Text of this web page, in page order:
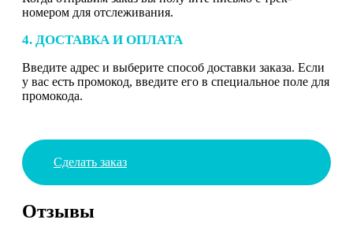
номером для отслеживания.
4. ДОСТАВКА И ОПЛАТА
Введите адрес и выберите способ доставки заказа. Если
у вас есть промокод, введите его в специальное поле для
промокода.
Сделать заказ
Отзывы